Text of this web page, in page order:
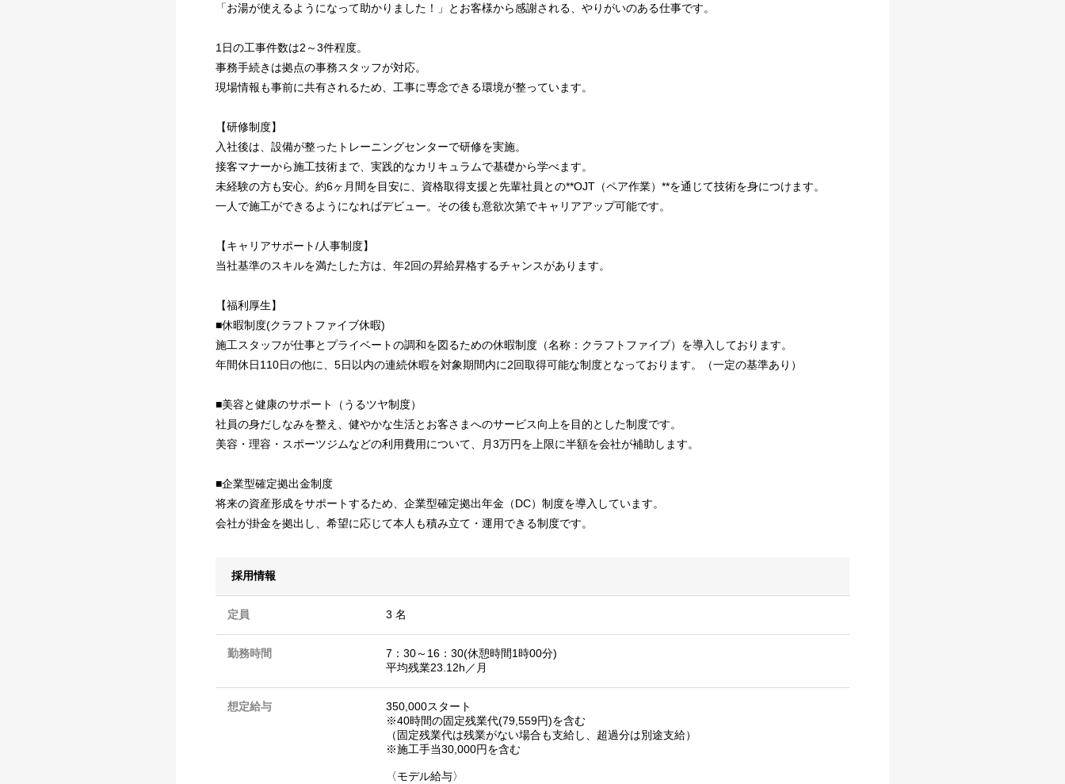
「お湯が使えるようになって助かりました！」とお客様から感謝される、やりがいのある仕事です。
1日の工事件数は2～3件程度。
事務手続きは拠点の事務スタッフが対応。
現場情報も事前に共有されるため、工事に専念できる環境が整っています。
【研修制度】
入社後は、設備が整ったトレーニングセンターで研修を実施。
接客マナーから施工技術まで、実践的なカリキュラムで基礎から学べます。
未経験の方も安心。約6ヶ月間を目安に、資格取得支援と先輩社員との**OJT（ペア作業）**を通じて技術を身につけます。
一人で施工ができるようになればデビュー。その後も意欲次第でキャリアアップ可能です。
【キャリアサポート/人事制度】
当社基準のスキルを満たした方は、年2回の昇給昇格するチャンスがあります。
【福利厚生】
■休暇制度(クラフトファイブ休暇)
施工スタッフが仕事とプライベートの調和を図るための休暇制度（名称：クラフトファイブ）を導入しております。
年間休日110日の他に、5日以内の連続休暇を対象期間内に2回取得可能な制度となっております。（一定の基準あり）
■美容と健康のサポート（うるツヤ制度）
社員の身だしなみを整え、健やかな生活とお客さまへのサービス向上を目的とした制度です。
美容・理容・スポーツジムなどの利用費用について、月3万円を上限に半額を会社が補助します。
■企業型確定拠出金制度
将来の資産形成をサポートするため、企業型確定拠出年金（DC）制度を導入しています。
会社が掛金を拠出し、希望に応じて本人も積み立て・運用できる制度です。
採用情報
定員 3 名
勤務時間
7：30～16：30(休憩時間1時00分)
平均残業23.12h／月
想定給与
350,000スタート
※40時間の固定残業代(79,559円)を含む
（固定残業代は残業がない場合も支給し、超過分は別途支給）
※施工手当30,000円を含む
〈モデル給与〉